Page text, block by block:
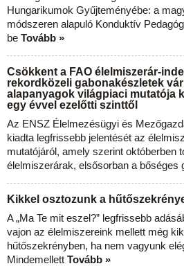
Hungarikumok Gyűjteményébe: a
módszeren alapuló Konduktív
be Tovább »
Csökkent a FAO élelmiszerár-
rekordközeli gabonakészletek
alapanyagok világpiaci mutatója
egy évvel ezelőtti szinttől
Az ENSZ Élelmezésügyi és
kiadta legfrissebb jelentését az
mutatójáról, amely szerint októberben
élelmiszerárak, elsősorban a bőséges
Kikkel osztozunk a
A „Ma Te mit eszel?” legfrissebb
vajon az élelmiszereink mellett még
hűtőszekrényben, ha nem vagyunk
Mindemellett Tovább »